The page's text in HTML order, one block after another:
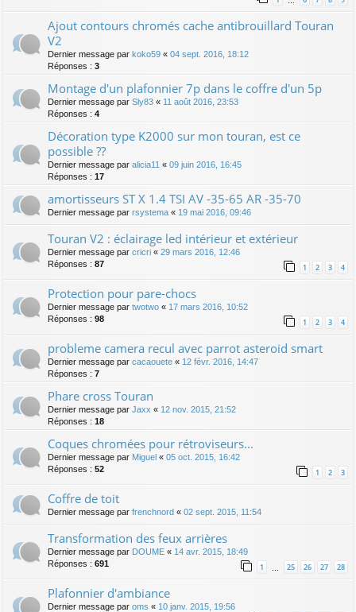
Ajout contours chromés cache antibrouillard Touran
V2
Dernier message par koko59 « 04 sept. 2016, 18:12
Réponses : 3
Montage d'un plafonnier 7p dans le coffre d'un 5p
Dernier message par Sly83 « 11 août 2016, 23:53
Réponses : 4
Décoration type K2000 sur mon touran, est ce
possible ??
Dernier message par alicia11 « 09 juin 2016, 16:45
Réponses : 17
amortisseurs ST X 1.4 TSI AV -35-65 AR -35-70
Dernier message par rsystema « 19 mai 2016, 09:46
Touran V2 : éclairage led intérieur et extérieur
Dernier message par cricri « 29 mars 2016, 12:46
Réponses : 87 1 2 3 4
Protection pour pare-chocs
Dernier message par twotwo « 17 mars 2016, 10:52
Réponses : 98 1 2 3 4
probleme camera recul avec parrot asteroid smart
Dernier message par cacaouete « 12 févr. 2016, 14:47
Réponses : 7
Phare cross Touran
Dernier message par Jaxx « 12 nov. 2015, 21:52
Réponses : 18
Coques chromées pour rétroviseurs...
Dernier message par Miguel « 05 oct. 2015, 16:42
Réponses : 52 1 2 3
Coffre de toit
Dernier message par frenchnord « 02 sept. 2015, 11:54
Transformation des feux arrières
Dernier message par DOUME « 14 avr. 2015, 18:49
Réponses : 691 1 25 26 27 28
Plafonnier d'ambiance
Dernier message par oms « 10 janv. 2015, 19:56